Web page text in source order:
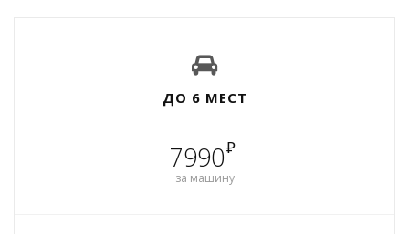
ДО 6 МЕСТ
7990₽
за машину